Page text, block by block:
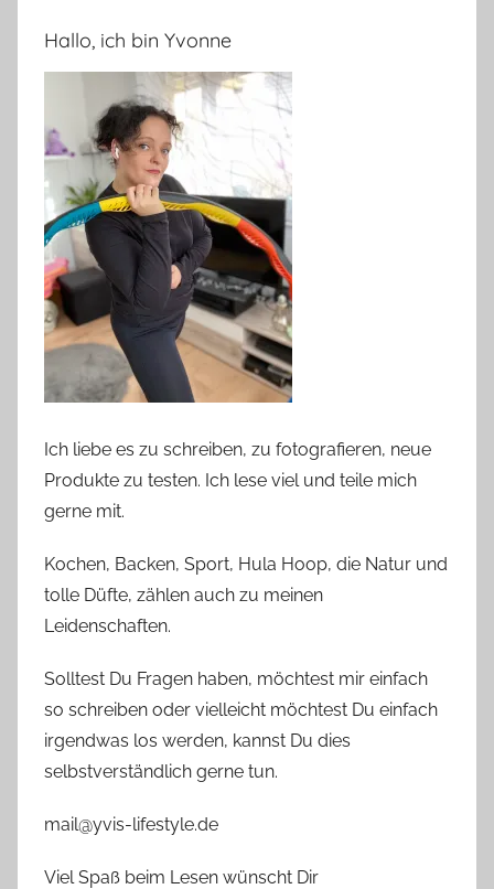
Hallo, ich bin Yvonne
Ich liebe es zu schreiben, zu fotografieren, neue
Produkte zu testen. Ich lese viel und teile mich
gerne mit.
Kochen, Backen, Sport, Hula Hoop, die Natur und
tolle Düfte, zählen auch zu meinen
Leidenschaften.
Solltest Du Fragen haben, möchtest mir einfach
so schreiben oder vielleicht möchtest Du einfach
irgendwas los werden, kannst Du dies
selbstverständlich gerne tun.
mail@yvis-lifestyle.de
Viel Spaß beim Lesen wünscht Dir